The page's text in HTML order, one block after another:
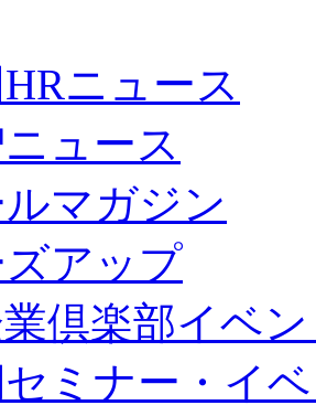
ニュース
ュース
ルマガジン
アップ
業倶楽部イベ
ミナー・イ